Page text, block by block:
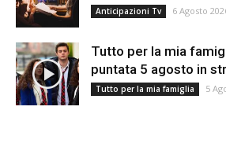
Anticipazioni Tv 6 Agosto
Tutto per la mia
puntata 5 agosto in
Tutto per la mia famiglia 5